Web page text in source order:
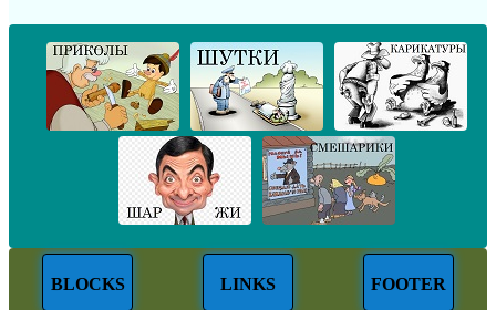
BLOCKS LINKS FOOTER